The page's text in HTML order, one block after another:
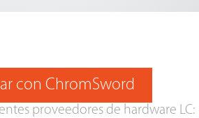
con ChromSword
proveedores de hardware LC: